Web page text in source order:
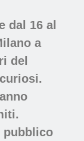
dal 16 al
a
del
pubblico